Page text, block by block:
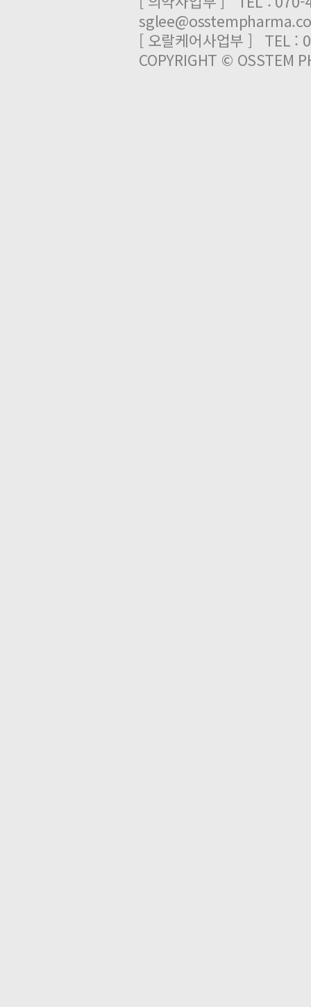
[ 오랄케어사업부 ] TEL
COPYRIGHT © OSSTEM